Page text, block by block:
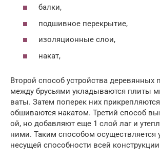
балки,
подшивное перекрытие,
изоляционные слои,
накат,
Второй способ устройства деревянных
между брусьями укладываются плиты
ваты. Затем поперек них
обшиваются накатом. Третий способ
ой, но добавляют еще 1 слой лаг и
ними. Таким способом осуществляется
несущей способности всей